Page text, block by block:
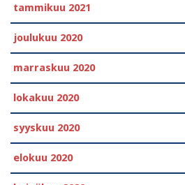
tammikuu 2021
joulukuu 2020
marraskuu 2020
lokakuu 2020
syyskuu 2020
elokuu 2020